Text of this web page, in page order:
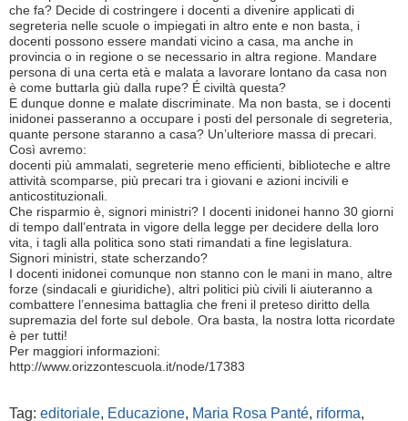
che fa? Decide di costringere i docenti a divenire applicati di
segreteria nelle scuole o impiegati in altro ente e non basta, i
docenti possono essere mandati vicino a casa, ma anche in
provincia o in regione o se necessario in altra regione. Mandare
persona di una certa età e malata a lavorare lontano da casa non
è come buttarla giù dalla rupe? É civiltà questa?
E dunque donne e malate discriminate. Ma non basta, se i docenti
inidonei passeranno a occupare i posti del personale di segreteria,
quante persone staranno a casa? Un’ulteriore massa di precari.
Così avremo:
docenti più ammalati, segreterie meno efficienti, biblioteche e altre
attività scomparse, più precari tra i giovani e azioni incivili e
anticostituzionali.
Che risparmio è, signori ministri? I docenti inidonei hanno 30 giorni
di tempo dall’entrata in vigore della legge per decidere della loro
vita, i tagli alla politica sono stati rimandati a fine legislatura.
Signori ministri, state scherzando?
I docenti inidonei comunque non stanno con le mani in mano, altre
forze (sindacali e giuridiche), altri politici più civili li aiuteranno a
combattere l’ennesima battaglia che freni il preteso diritto della
supremazia del forte sul debole. Ora basta, la nostra lotta ricordate
è per tutti!
Per maggiori informazioni:
http://www.orizzontescuola.it/node/17383
Tag: editoriale, Educazione, Maria Rosa Panté, riforma,